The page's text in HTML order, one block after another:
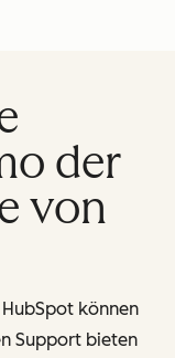
der
von
können
Support bieten